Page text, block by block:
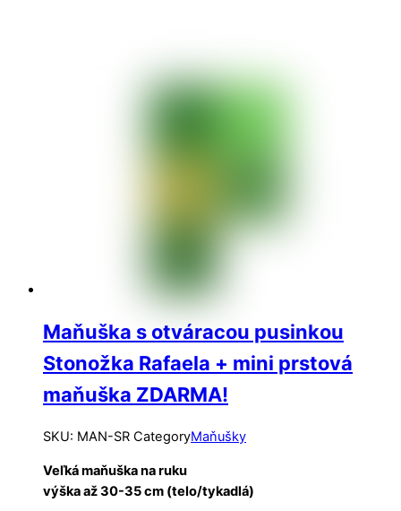
Maňuška s otváracou pusinkou
Stonožka Rafaela + mini prstová
maňuška ZDARMA!
SKU: MAN-SR CategoryMaňušky
Veľká maňuška na ruku
výška až 30-35 cm (telo/tykadlá)